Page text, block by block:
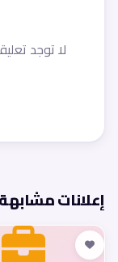
لا توجد
إعلانات مشابهة